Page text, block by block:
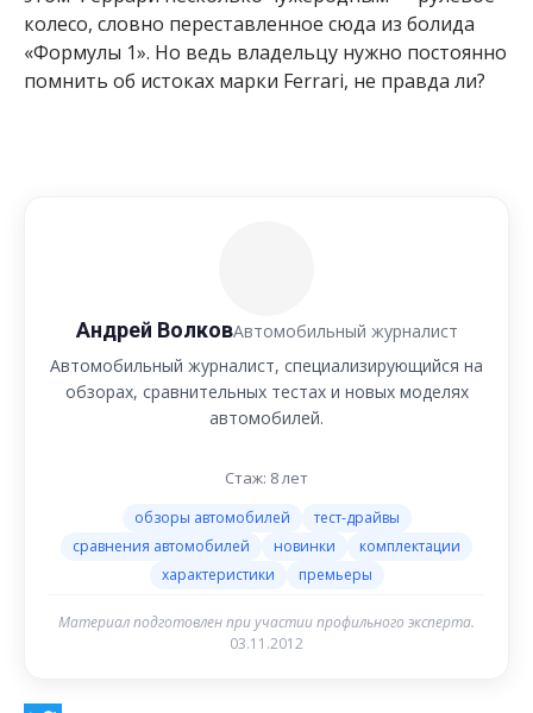
колесо, словно переставленное сюда из болида
«Формулы 1». Но ведь владельцу нужно постоянно
помнить об истоках марки Ferrari, не правда ли?
Андрей ВолковАвтомобильный журналист
Автомобильный журналист, специализирующийся на
обзорах, сравнительных тестах и новых моделях
автомобилей.
Стаж: 8 лет
обзоры автомобилей
тест-драйвы
сравнения автомобилей
новинки
комплектации
характеристики
премьеры
Материал подготовлен при участии профильного эксперта.
03.11.2012